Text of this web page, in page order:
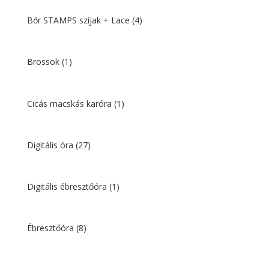
Bőr STAMPS szíjak + Lace (4)
Brossok (1)
Cicás macskás karóra (1)
Digitális óra (27)
Digitális ébresztőóra (1)
Ébresztőóra (8)